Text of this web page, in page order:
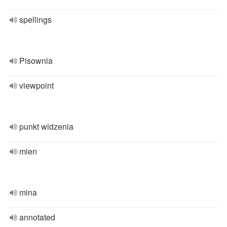
spellings
Pisownia
viewpoint
punkt widzenia
mien
mina
annotated